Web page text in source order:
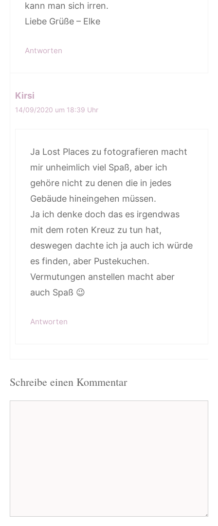
kann man sich irren.
Liebe Grüße – Elke
Antworten
Kirsi
14/09/2020 um 18:39 Uhr
Ja Lost Places zu fotografieren macht
mir unheimlich viel Spaß, aber ich
gehöre nicht zu denen die in jedes
Gebäude hineingehen müssen.
Ja ich denke doch das es irgendwas
mit dem roten Kreuz zu tun hat,
deswegen dachte ich ja auch ich würde
es finden, aber Pustekuchen.
Vermutungen anstellen macht aber
auch Spaß 😉
Antworten
Schreibe einen Kommentar